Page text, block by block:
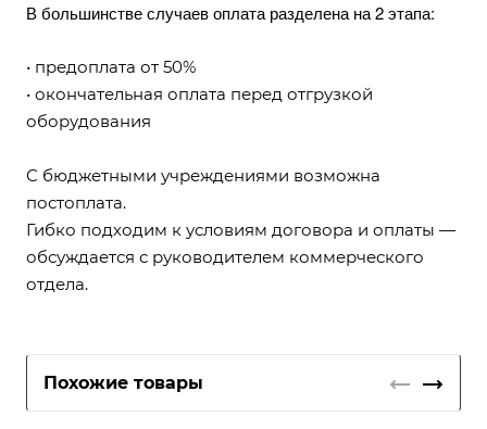
В большинстве случаев оплата разделена на 2 этапа:
• предоплата от 50%
• окончательная оплата перед отгрузкой
оборудования
С бюджетными учреждениями возможна
постоплата.
Гибко подходим к условиям договора и оплаты —
обсуждается с руководителем коммерческого
отдела.
Похожие товары